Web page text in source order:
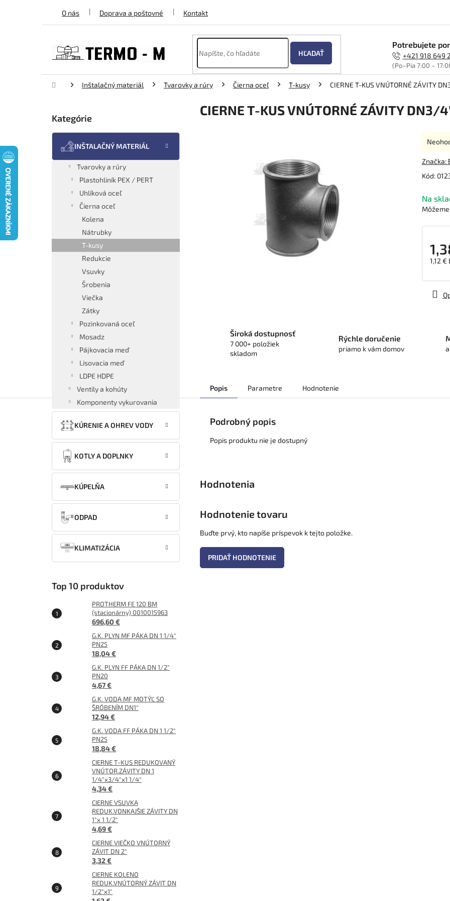
O nás Doprava a poštovné Kontakt
HĽADAŤ
Potrebujete
+421 918 649
(Po–Pia 7:00 –
DomovInštalačný materiál Tvarovky a rúry Čierna oceľ T-kusy CIERNE T-KUS VNÚTORNÉ ZÁVITY
Preskočiť
Kategórie
INŠTALAČNÝ MATERIÁL
Tvarovky a rúry
Plastohliník PEX / PERT
Uhlíková oceľ
Čierna oceľ
Kolena
Nátrubky
T-kusy
Redukcie
Vsuvky
Šrobenia
Viečka
Zátky
Pozinkovaná oceľ
Mosadz
Pájkovacia meď
Lisovacia meď
LDPE HDPE
Ventily a kohúty
Komponenty vykurovania
KÚRENIE A OHREV VODY
KOTLY A DOPLNKY
KÚPELŇA
ODPAD
KLIMATIZÁCIA
Top 10 produktov
PROTHERM FE 120 BM
(stacionárny) 0010015963
696,60 €
G.K. PLYN MF PÁKA DN 1 1/4"
PN25
18,04 €
G.K. PLYN FF PÁKA DN 1/2"
PN20
4,67 €
G.K. VODA MF MOTÝĽ SO
ŠRÓBENÍM DN1"
12,94 €
G.K. VODA FF PÁKA DN 1 1/2"
PN25
18,84 €
CIERNE T-KUS REDUKOVANÝ
VNÚTOR.ZÁVITY DN 1
1/4"x3/4"x1 1/4"
4,34 €
CIERNE VSUVKA
REDUK.VONKAJŠIE ZÁVITY DN
1"x 1 1/2"
4,69 €
CIERNE VIEČKO VNÚTORNÝ
ZÁVIT DN 2"
3,32 €
CIERNE KOLENO
REDUK.VNÚTORNÝ ZÁVIT DN
1/2"x1"
CIERNE T-KUS VNÚTORNÉ ZÁVITY DN3/
Kód:
Na
1,12 €
0,0
5
Značka:
Široká dostupnosť
7 000+ položiek
skladom
Rýchle doručenie
priamo k vám domov
Popis Parametre Hodnotenie
Podrobný popis
Popis produktu nie je dostupný
Hodnotenie tovaru
Buďte prvý, kto napíše príspevok k tejto položke.
PRIDAŤ HODNOTENIE